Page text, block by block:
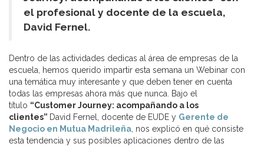
el profesional y docente de la escuela,
David Fernel.
Dentro de las actividades dedicas al área de empresas de la
escuela, hemos querido impartir esta semana un Webinar con
una temática muy interesante y que deben tener en cuenta
todas las empresas ahora más que nunca. Bajo el
título “Customer Journey: acompañando a los
clientes” David Fernel, docente de EUDE y Gerente de
Negocio en Mutua Madrileña , nos explicó en qué consiste
esta tendencia y sus posibles aplicaciones dentro de las